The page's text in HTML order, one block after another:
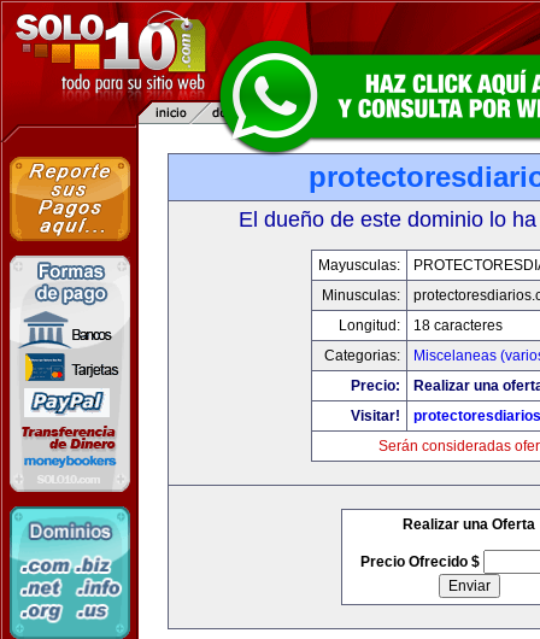
El dueño de este dominio lo
Mayusculas:
Minusculas:
Longitud:
18 caracteres
Categorias:
Miscelaneas
Precio:
Realizar una
Visitar!
Serán consideradas
Realizar una Oferta
Precio Ofrecido $